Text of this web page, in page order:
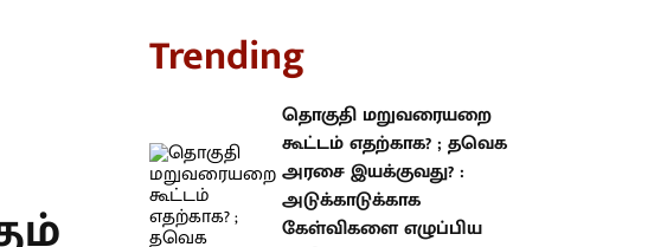
Trending
தொகுதி மறுவரையறை கூட்டம்
எதற்காக? ; தவெக அரசை
இயக்குவது? : அடுக்காடுக்காக
கேள்விகளை எழுப்பிய கனிமொழி
MP!